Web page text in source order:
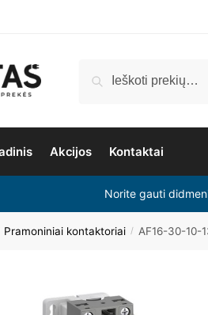
Akcijos Kontaktai
Norite gauti
Pramoniniai kontaktoriai / AF16-30-10-